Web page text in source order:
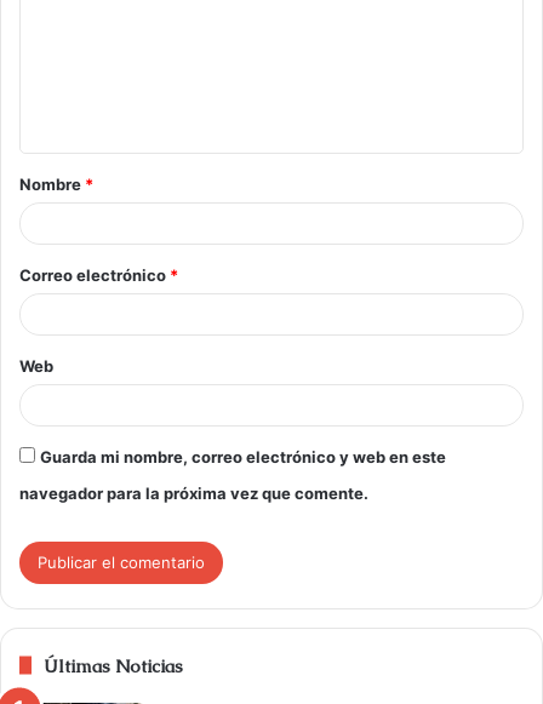
Nombre *
Correo electrónico *
Web
Guarda mi nombre, correo electrónico y web en este
navegador para la próxima vez que comente.
Últimas Noticias